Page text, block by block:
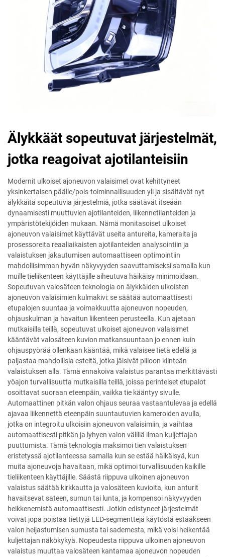
Älykkäät sopeutuvat järjestelmät,
jotka reagoivat ajotilanteisiin
Modernit ulkoiset ajoneuvon valaisimet ovat kehittyneet
yksinkertaisen päälle/pois-toiminnallisuuden yli ja sisältävät nyt
älykkäitä sopeutuvia järjestelmiä, jotka säätävät itseään
dynaamisesti muuttuvien ajotilanteiden, liikennetilanteiden ja
ympäristötekijöiden mukaan. Nämä monitasoiset ulkoiset
ajoneuvon valaisimet käyttävät useita antureita, kameraita ja
prosessoreita reaaliaikaisten ajotilanteiden analysointiin ja
valaistuksen jakautumisen automaattiseen optimointiin
mahdollisimman hyvän näkyvyyden saavuttamiseksi samalla kun
muille tieliikenteen käyttäjille aiheutuva häikäisy minimoidaan.
Sopeutuvan valosäteen teknologia on älykkäiden ulkoisten
ajoneuvon valaisimien kulmakivi: se säätää automaattisesti
etupalojen suuntaa ja voimakkuutta ajoneuvon nopeuden,
ohjauskulman ja havaitun liikenteen perusteella. Kun ajetaan
mutkaisilla teillä, sopeutuvat ulkoiset ajoneuvon valaisimet
kääntävät valosäteen kuvion matkansuuntaan jo ennen kuin
ohjauspyörää ollenkaan kääntää, mikä valaisee tietä edellä ja
paljastaa mahdollisia esteitä, jotka jäisivät piiloon kiinteän
valaistuksen alla. Tämä ennakoiva valaistus parantaa merkittävästi
yöajon turvallisuutta mutkaisilla teillä, joissa perinteiset etupalot
osoittavat suoraan eteenpäin, vaikka tie kääntyy sivulle.
Automaattinen pitkän valon ohjaus seuraa vastaantulevaa ja edellä
ajavaa liikennettä eteenpäin suuntautuvien kameroiden avulla,
jotka on integroitu ulkoisiin ajoneuvon valaisimiin, ja vaihtaa
automaattisesti pitkän ja lyhyen valon välillä ilman kuljettajan
puuttumista. Tämä teknologia maksimoi tien valaistuksen
eristetyssä ajotilanteessa samalla kun se estää häikäisyä, kun
muita ajoneuvoja havaitaan, mikä optimoi turvallisuuden kaikille
tieliikenteen käyttäjille. Säästä riippuva ulkoinen ajoneuvon
valaistus säätää kirkkautta ja valosäteen kuvioita, kun anturit
havaitsevat sateen, sumun tai lunta, ja kompensoi näkyvyyden
heikkenemistä automaattisesti. Jotkin edistyneet järjestelmät
voivat jopa poistaa tiettyjä LED-segmenttejä käytöstä estääkseen
valon heijastumisen sumusta tai sademesta, mikä voisi heikentää
kuljettajan näkökykyä. Nopeudesta riippuva ulkoinen ajoneuvon
valaistus muuttaa valosäteen kantamaa ajoneuvon nopeuden